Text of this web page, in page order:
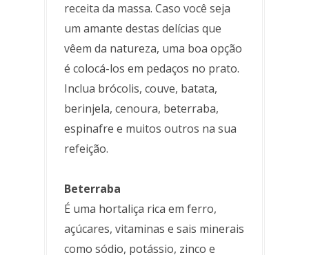
receita da massa. Caso você seja
um amante destas delícias que
vêem da natureza, uma boa opção
é colocá-los em pedaços no prato.
Inclua brócolis, couve, batata,
berinjela, cenoura, beterraba,
espinafre e muitos outros na sua
refeição.
Beterraba
É uma hortaliça rica em ferro,
açúcares, vitaminas e sais minerais
como sódio, potássio, zinco e